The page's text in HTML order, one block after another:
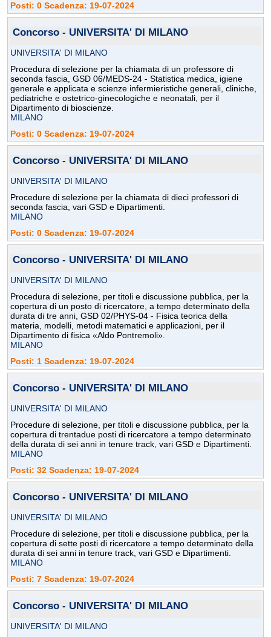
Posti: 0 Scadenza: 19-07-2024
Concorso - UNIVERSITA' DI MILANO
UNIVERSITA' DI MILANO
Procedura di selezione per la chiamata di un professore di
seconda fascia, GSD 06/MEDS-24 - Statistica medica, igiene
generale e applicata e scienze infermieristiche generali, cliniche,
pediatriche e ostetrico-ginecologiche e neonatali, per il
Dipartimento di bioscienze.
MILANO
Posti: 0 Scadenza: 19-07-2024
Concorso - UNIVERSITA' DI MILANO
UNIVERSITA' DI MILANO
Procedure di selezione per la chiamata di dieci professori di
seconda fascia, vari GSD e Dipartimenti.
MILANO
Posti: 0 Scadenza: 19-07-2024
Concorso - UNIVERSITA' DI MILANO
UNIVERSITA' DI MILANO
Procedura di selezione, per titoli e discussione pubblica, per la
copertura di un posto di ricercatore, a tempo determinato della
durata di tre anni, GSD 02/PHYS-04 - Fisica teorica della
materia, modelli, metodi matematici e applicazioni, per il
Dipartimento di fisica «Aldo Pontremoli».
MILANO
Posti: 1 Scadenza: 19-07-2024
Concorso - UNIVERSITA' DI MILANO
UNIVERSITA' DI MILANO
Procedure di selezione, per titoli e discussione pubblica, per la
copertura di trentadue posti di ricercatore a tempo determinato
della durata di sei anni in tenure track, vari GSD e Dipartimenti.
MILANO
Posti: 32 Scadenza: 19-07-2024
Concorso - UNIVERSITA' DI MILANO
UNIVERSITA' DI MILANO
Procedure di selezione, per titoli e discussione pubblica, per la
copertura di sette posti di ricercatore a tempo determinato della
durata di sei anni in tenure track, vari GSD e Dipartimenti.
MILANO
Posti: 7 Scadenza: 19-07-2024
Concorso - UNIVERSITA' DI MILANO
UNIVERSITA' DI MILANO